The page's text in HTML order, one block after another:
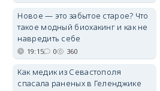
Новое — это забытое старое? Что
такое модный биохакинг и как не
навредить себе
19:15 0 360
Как медик из Севастополя
спасала раненых в Геленджике